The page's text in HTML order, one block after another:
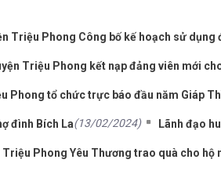
Triệu Phong Công bố kế hoạch sử
Triệu Phong kết nạp đảng viên mới
Phong tổ chức trực báo đầu năm Giáp
đình Bích La(13/02/2024) Lãnh đạo
Triệu Phong Yêu Thương trao quà cho